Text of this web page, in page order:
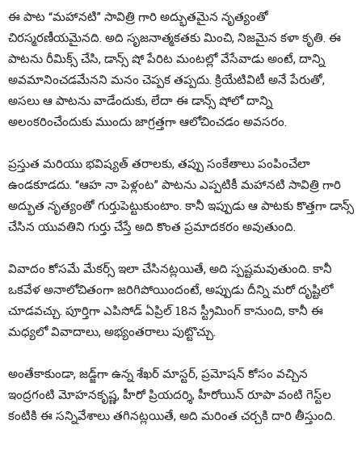
ఈ పాట “మహానటి” సావిత్రి గారి అద్భుతమైన నృత్యంతో
చిరస్మరణీయమైనది. అది సృజనాత్మకతకు మించి, నిజమైన కళా కృతి. ఈ
పాటను రీమిక్స్ చేసి, డాన్స్ షో పేరిట మంటల్లో వేసేవాడు అంటే, దాన్ని
అవమానించడమేనని మనం చెప్పక తప్పదు. క్రియేటివిటీ అనే పేరుతో,
అసలు ఆ పాటను వాడేందుకు, లేదా ఈ డాన్స్ షోలో దాన్ని
అలంకరించేందుకు ముందు జాగ్రత్తగా ఆలోచించడం అవసరం.
ప్రస్తుత మరియు భవిష్యత్ తరాలకు, తప్పు సంకేతాలు పంపించేలా
ఉండకూడదు. “ఆహ నా పెళ్లంట” పాటను ఎప్పటికీ మహానటి సావిత్రి గారి
అద్భుత నృత్యంతో గుర్తుపెట్టుకుంటాం. కానీ ఇప్పుడు ఆ పాటకు కొత్తగా డాన్స్
చేసిన యువతిని గుర్తు చేస్తే అది కొంత ప్రమాదకరం అవుతుంది.
వివాదం కోసమే మేకర్స్ ఇలా చేసినట్లయితే, అది స్పష్టమవుతుంది. కానీ
ఒకవేళ అనాలోచితంగా జరిగిపోయిందంటే, అప్పుడు దీన్ని మరో దృష్టిలో
చూడవచ్చు. పూర్తిగా ఎపిసోడ్ ఏప్రిల్ 18న స్ట్రీమింగ్ కానుంది, కానీ ఈ
మధ్యలో వివాదాలు, అభ్యంతరాలు పుట్టొచ్చు.
అంతేకాకుండా, జడ్జ్‌గా ఉన్న శేఖర్ మాస్టర్, ప్రమోషన్ కోసం వచ్చిన
ఇంద్రగంటి మోహనకృష్ణ, హీరో ప్రియదర్శి, హీరోయిన్ రూపా వంటి గెస్ట్‌ల
కంటికి ఈ సన్నివేశాలు తగినట్లయితే, అది మరింత చర్చకి దారి తీస్తుంది.